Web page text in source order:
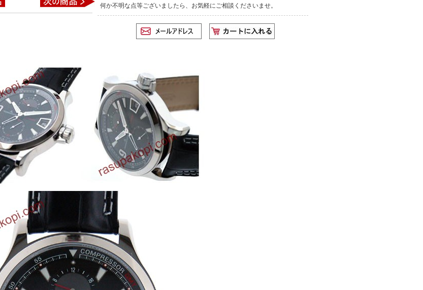
何か不明な点等ございましたら、お気軽にご相談くださいませ。